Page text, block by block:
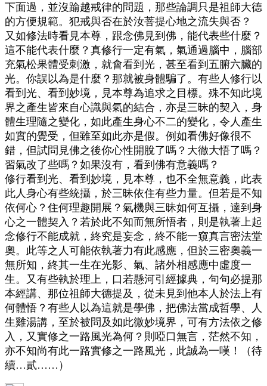
下面過，並沒踰越戒律的問題，那些論調只是祖師大德
的方便規範。犯戒與否在於汝菩提心地之流失與否？
又如修法時看見本尊，跟念佛見到佛，能代表些什麼？
這不能代表什麼？真修行一定有氣，氣通過腦中，腦部
充氣松果體受刺激，就會看到光，甚至看到五腑六臟的
光。你誤以為是什麼？那就被身體騙了。有些人修行以
看到光、看到妙境，見本尊為追求之目標。殊不知此境
界之產生皆來自心識與氣的結合，亦是三昧的契入，身
體生理隨之變化，如此產生身心不二的變化，令人產生
如實的覺受，但雖至如此亦是假。例如看佛好像很不
錯，但試問見佛之後你心性開脫了嗎？大徹大悟了嗎？
習氣改了些嗎？如果沒有，看到佛有意義嗎？
修行看到光、看到妙境，見本尊，也不全無意義，此表
此人身心有些統攝，於三昧依住有些力量。但若是不知
依何心？住何理趣開展？氣機與三昧如何互攝，達到身
心之一體契入？若於此不知而無所悟者，則是執著上起
念修行不能成就，終究是妄念，終不能一窺真言密法堂
奧。此等之人可能依執著力有此感應，但於三密奧義一
無所知，終其一生在光影、氣、諸外相感應中虛度一
生。又有些執於理上，口若懸河引經據典，句句必提那
本經講、那位祖師大德提及，從未見到他本人於法上有
何體悟？有些人以為這就是學佛，把佛法當成哲學、人
生雞湯講，至於被問及如此微妙境界，可有方法依之修
入，又實修之一路風光為何？則啞口無言，茫然不知，
亦不知尚有此一路實修之一路風光，此誠為一嘆！（待
續…貳……）